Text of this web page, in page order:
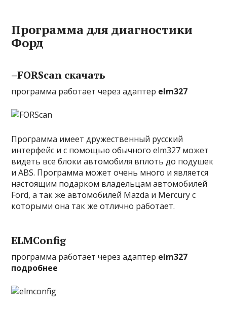
Программа для диагностики
Форд
–FORScan скачать
программа работает через адаптер elm327
Программа имеет дружественный русский
интерфейс и с помощью обычного elm327 может
видеть все блоки автомобиля вплоть до подушек
и ABS. Программа может очень много и является
настоящим подарком владельцам автомобилей
Ford, а так же автомобилей Mazda и Mercury с
которыми она так же отлично работает.
ELMConfig
программа работает через адаптер elm327
подробнее